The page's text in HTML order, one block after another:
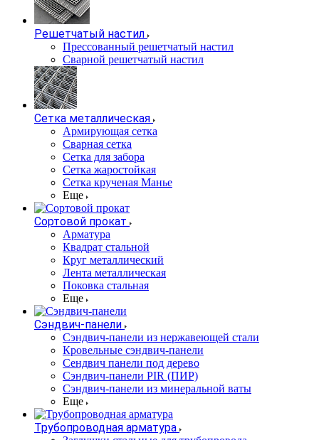
Решетчатый настил
Прессованный решетчатый настил
Сварной решетчатый настил
Сетка металлическая
Армирующая сетка
Сварная сетка
Сетка для забора
Сетка жаростойкая
Сетка крученая Манье
Еще
Сортовой прокат
Арматура
Квадрат стальной
Круг металлический
Лента металлическая
Поковка стальная
Еще
Сэндвич-панели
Cэндвич-панели из нержавеющей стали
Кровельные сэндвич-панели
Сендвич панели под дерево
Сэндвич-панели PIR (ПИР)
Сэндвич-панели из минеральной ваты
Еще
Трубопроводная арматура